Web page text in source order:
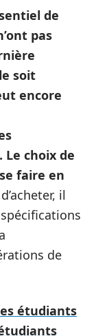
de
pas
soit
encore
choix de
faire en
il
de
étudiants